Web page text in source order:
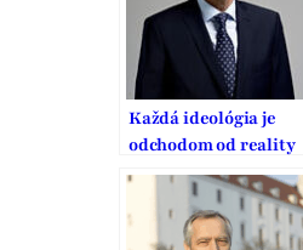
Každá ideológia je
odchodom od reality